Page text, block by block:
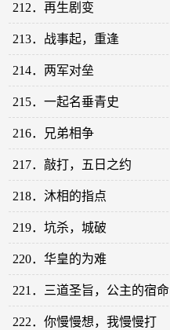
212．再生剧变
213．战事起，重逢
214．两军对垒
215．一起名垂青史
216．兄弟相争
217．敲打，五日之约
218．沐相的指点
219．坑杀，城破
220．华皇的为难
221．三道圣旨，公主的宿命
222．你慢慢想，我慢慢打